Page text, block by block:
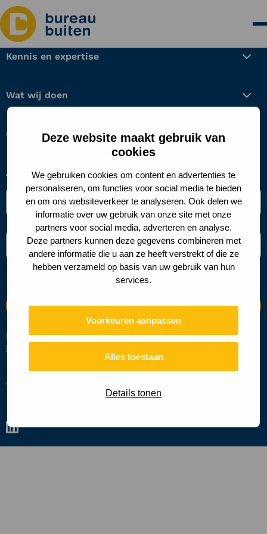
Deze website maakt gebruik van
cookies
We gebruiken cookies om content en advertenties te
personaliseren, om functies voor social media te bieden
en om ons websiteverkeer te analyseren. Ook delen we
informatie over uw gebruik van onze site met onze
partners voor social media, adverteren en analyse.
Deze partners kunnen deze gegevens combineren met
andere informatie die u aan ze heeft verstrekt of die ze
hebben verzameld op basis van uw gebruik van hun
services.
Voorkeuren aanpassen
Alles toestaan
Details tonen
Kennis en expertise
Wat wij doen
Over ons
Aanmelden nieuwsbrief
Naam
E-
mailadres
Deze site wordt beschermd door reCAPTCHA en de GooglePrivacy
Beleid
Cookies
Ga
naar